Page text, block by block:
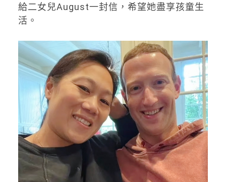
給二女兒August一封信，希望她盡享孩童生
活。